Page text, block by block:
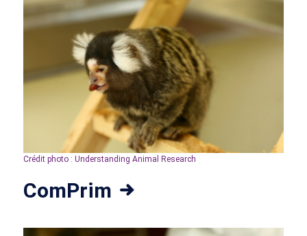
Crédit photo : Understanding Animal Research
ComPrim